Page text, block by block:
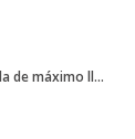
de máximo ll...